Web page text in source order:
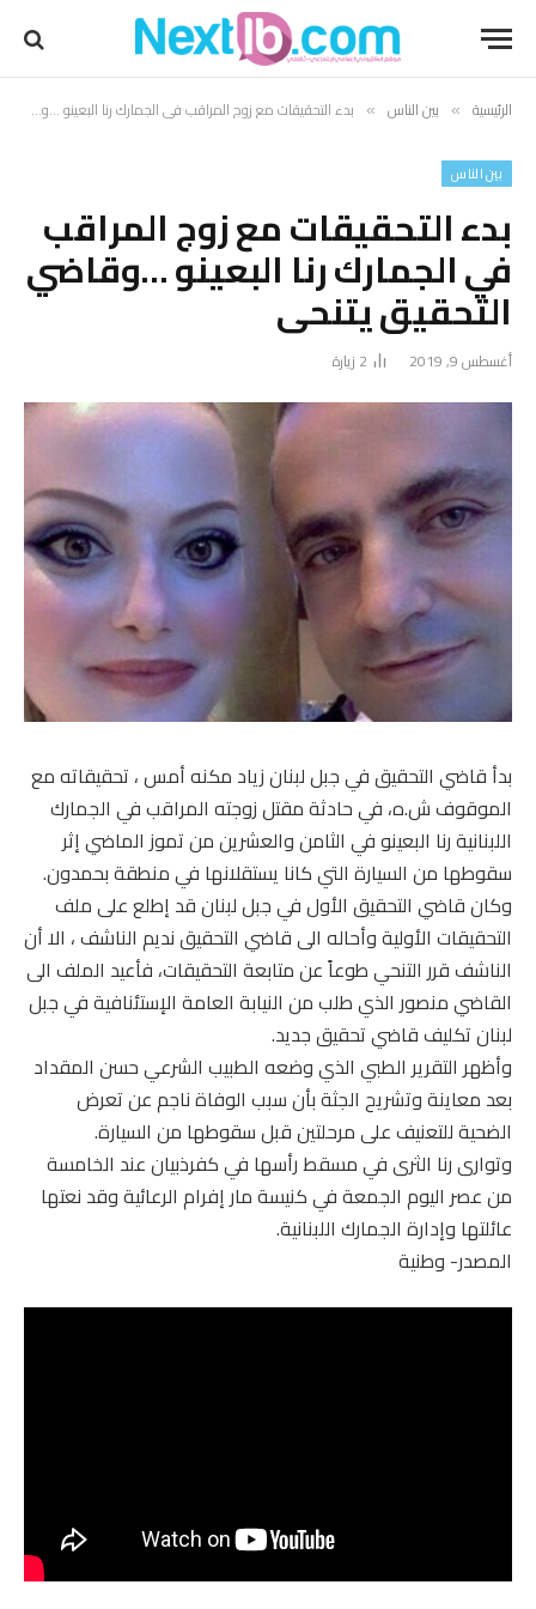
الرئيسية » بين الناس » بدء التحقيقات مع زوج المراقب في الجمارك رنا البعينو …وقاضي التحقيق يتنحى
بين الناس
بدء التحقيقات مع زوج المراقب
في الجمارك رنا البعينو …وقاضي
التحقيق يتنحى
أغسطس 9, 2019 2 زيارة
بدأ قاضي التحقيق في جبل لبنان زياد مكنه أمس ، تحقيقاته مع
الموقوف ش.ه، في حادثة مقتل زوجته المراقب في الجمارك
اللبنانية رنا البعينو في الثامن والعشرين من تموز الماضي إثر
سقوطها من السيارة التي كانا يستقلانها في منطقة بحمدون.
وكان قاضي التحقيق الأول في جبل لبنان قد إطلع على ملف
التحقيقات الأولية وأحاله الى قاضي التحقيق نديم الناشف ، الا أن
الناشف قرر التنحي طوعاً عن متابعة التحقيقات، فأعيد الملف الى
القاضي منصور الذي طلب من النيابة العامة الإستئنافية في جبل
لبنان تكليف قاضي تحقيق جديد.
وأظهر التقرير الطبي الذي وضعه الطبيب الشرعي حسن المقداد
بعد معاينة وتشريح الجثة بأن سبب الوفاة ناجم عن تعرض
الضحية للتعنيف على مرحلتين قبل سقوطها من السيارة.
وتوارى رنا الثرى في مسقط رأسها في كفرذبيان عند الخامسة
من عصر اليوم الجمعة في كنيسة مار إفرام الرعائية وقد نعتها
عائلتها وإدارة الجمارك اللبنانية.
المصدر- وطنية